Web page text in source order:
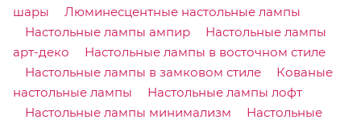
шары
Люминесцентные настольные лампы
Настольные лампы ампир
Настольные лампы
арт-деко
Настольные лампы в восточном стиле
Настольные лампы в замковом стиле
Кованые
настольные лампы
Настольные лампы лофт
Настольные лампы минимализм
Настольные